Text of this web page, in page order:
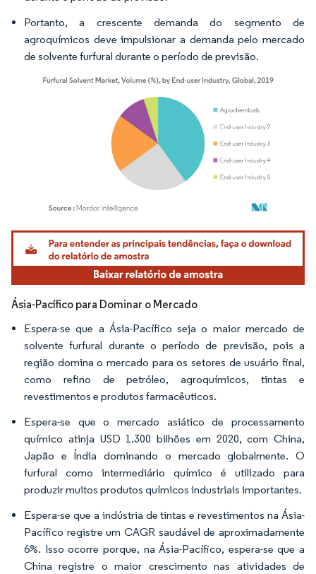
Portanto, a crescente demanda do segmento de
agroquímicos deve impulsionar a demanda pelo mercado
de solvente furfural durante o período de previsão.
Imagem © Mordor Intelligence. O reuso requer atribuição conforme CC BY 4.0.
Ásia-Pacífico para Dominar o Mercado
Espera-se que a Ásia-Pacífico seja o maior mercado de
solvente furfural durante o período de previsão, pois a
região domina o mercado para os setores de usuário final,
como refino de petróleo, agroquímicos, tintas e
revestimentos e produtos farmacêuticos.
Espera-se que o mercado asiático de processamento
químico atinja USD 1.300 bilhões em 2020, com China,
Japão e Índia dominando o mercado globalmente. O
furfural como intermediário químico é utilizado para
produzir muitos produtos químicos industriais importantes.
Espera-se que a indústria de tintas e revestimentos na Ásia-
Pacífico registre um CAGR saudável de aproximadamente
6%. Isso ocorre porque, na Ásia-Pacífico, espera-se que a
China registre o maior crescimento nas atividades de